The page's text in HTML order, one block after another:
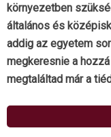
környezetben
általános és
addig az egyetem
megkeresnie a
megtaláltad már a